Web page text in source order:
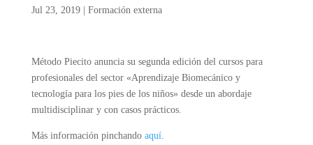
Jul 23, 2019| Formación externa
Método Piecito anuncia su segunda edición del cursos para
profesionales del sector «Aprendizaje Biomecánico y
tecnología para los pies de los niños» desde un abordaje
multidisciplinar y con casos prácticos.
Más información pinchando aquí.